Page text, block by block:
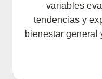
variables
tendencias y
bienestar general